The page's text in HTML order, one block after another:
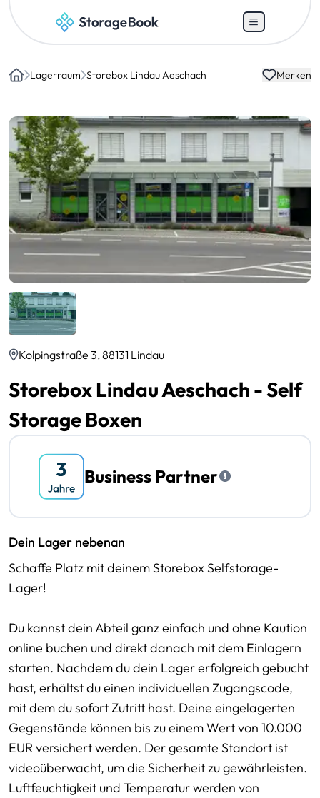
Lagerraum Storebox Lindau Aeschach Merken
Kolpingstraße 3, 88131 Lindau
Storebox Lindau Aeschach - Self
Storage Boxen
Business Partner
Dein Lager nebenan
Schaffe Platz mit deinem Storebox Selfstorage-
Lager!
Du kannst dein Abteil ganz einfach und ohne Kaution
online buchen und direkt danach mit dem Einlagern
starten. Nachdem du dein Lager erfolgreich gebucht
hast, erhältst du einen individuellen Zugangscode,
mit dem du sofort Zutritt hast. Deine eingelagerten
Gegenstände können bis zu einem Wert von 10.000
EUR versichert werden. Der gesamte Standort ist
videoüberwacht, um die Sicherheit zu gewährleisten.
Luftfeuchtigkeit und Temperatur werden von